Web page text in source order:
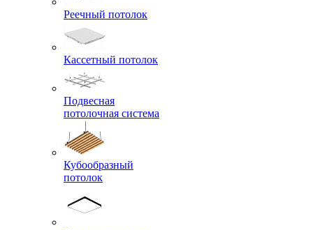
Реечный потолок
Кассетный потолок
Подвесная
потолочная система
Кубообразный
потолок